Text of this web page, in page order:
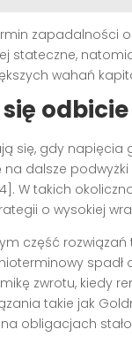
zapadalności
stateczne,
wahań
się, gdy napięcia
dalsze
W takich
o wysokiej
część
spadł
zwrotu, kiedy
takie jak
obligacjach